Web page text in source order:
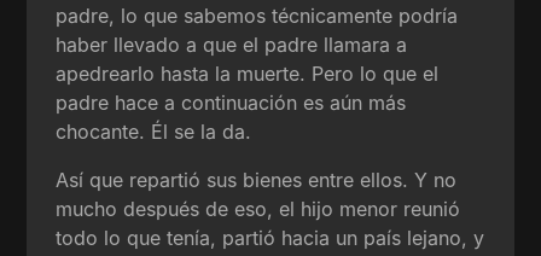
padre, lo que sabemos técnicamente podría
haber llevado a que el padre llamara a
apedrearlo hasta la muerte. Pero lo que el
padre hace a continuación es aún más
chocante. Él se la da.
Así que repartió sus bienes entre ellos. Y no
mucho después de eso, el hijo menor reunió
todo lo que tenía, partió hacia un país lejano, y